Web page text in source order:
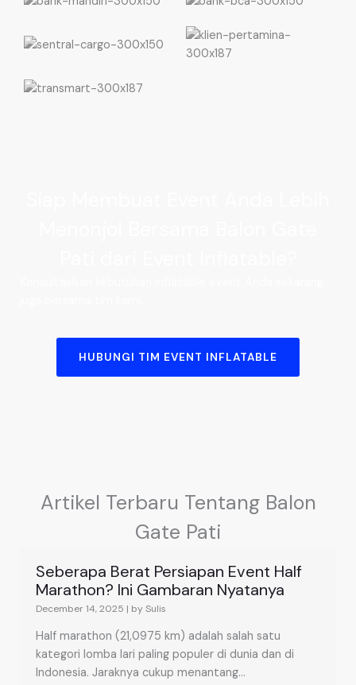
HUBUNGI TIM EVENT INFLATABLE
Artikel Terbaru Tentang Balon
Gate Pati
Seberapa Berat Persiapan Event Half
Marathon? Ini Gambaran Nyatanya
December 14, 2025 | by Sulis
Half marathon (21,0975 km) adalah salah satu
kategori lomba lari paling populer di dunia dan di
Indonesia. Jaraknya cukup menantang...